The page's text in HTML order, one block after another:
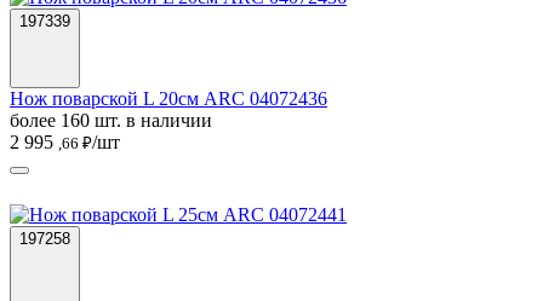
197339
Нож поварской L 20см ARC 04072436
более 160 шт. в наличии
2 995 ,66 ₽/шт
197258